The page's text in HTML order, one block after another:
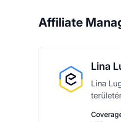
Affiliate
Lina
Lina